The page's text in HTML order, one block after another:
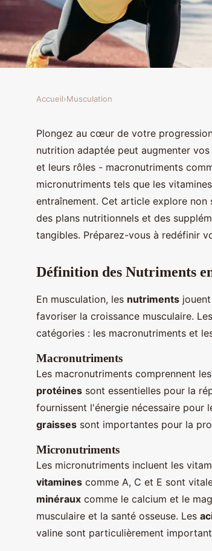
la nutrition en
performances
Accueil›Musculation
Plongez au cœur de votre
nutrition adaptée peut augmenter
et leurs rôles - macronutriments
micronutriments tels que les
entraînement. Cet article explore non
des plans nutritionnels et des
tangibles. Préparez-vous à redéfinir
Définition des Nutriments
En musculation, les nutriments
favoriser la croissance musculaire.
catégories : les macronutriments et
Macronutriments
Les macronutriments comprennent
protéines sont essentielles pour la
fournissent l'énergie nécessaire pour
graisses sont importantes pour la
Micronutriments
Les micronutriments incluent les
vitamines comme A, C et E sont
minéraux comme le calcium et le
musculaire et la santé osseuse. Les
valine sont particulièrement